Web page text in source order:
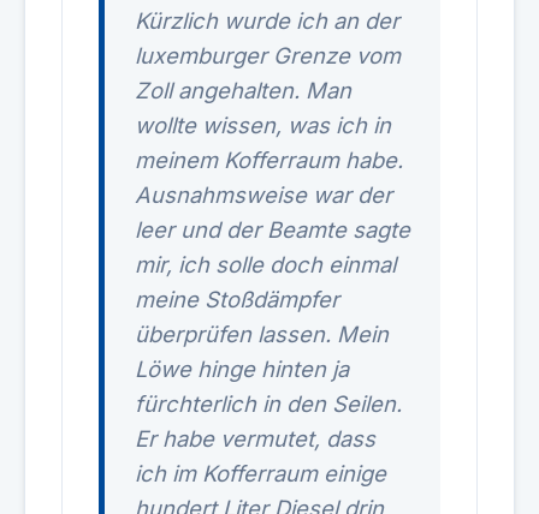
Kürzlich wurde ich an der
luxemburger Grenze vom
Zoll angehalten. Man
wollte wissen, was ich in
meinem Kofferraum habe.
Ausnahmsweise war der
leer und der Beamte sagte
mir, ich solle doch einmal
meine Stoßdämpfer
überprüfen lassen. Mein
Löwe hinge hinten ja
fürchterlich in den Seilen.
Er habe vermutet, dass
ich im Kofferraum einige
hundert Liter Diesel drin